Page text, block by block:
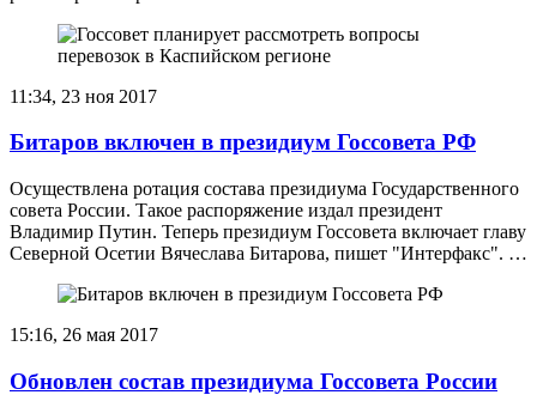
11:34, 23 ноя 2017
Битаров включен в президиум Госсовета РФ
Осуществлена ротация состава президиума Государственного
совета России. Такое распоряжение издал президент
Владимир Путин. Теперь президиум Госсовета включает главу
Северной Осетии Вячеслава Битарова, пишет "Интерфакс". …
15:16, 26 мая 2017
Обновлен состав президиума Госсовета России